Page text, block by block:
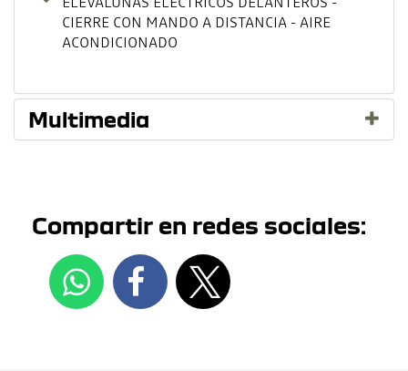
CIERRE CON MANDO A DISTANCIA - AIRE
ACONDICIONADO
Multimedia
Compartir en redes sociales: